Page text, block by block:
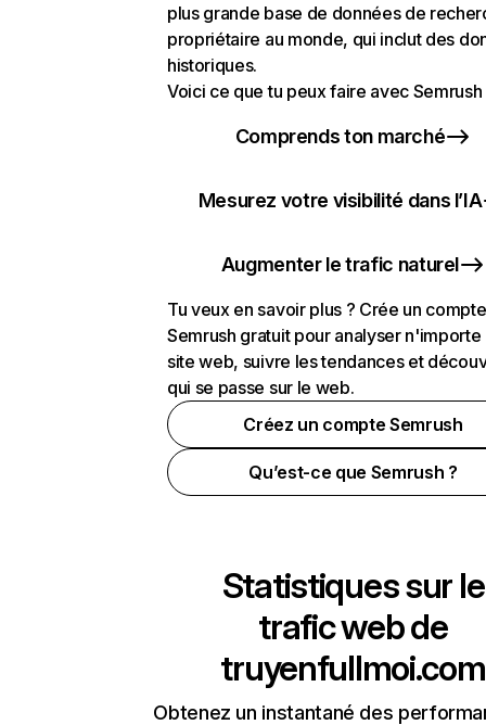
plus grande base de données de
propriétaire au monde, qui inclut des
historiques.
Voici ce que tu peux faire avec Semrush
Comprends ton marché
Mesurez votre visibilité dans l’IA
Augmenter le trafic naturel
Tu veux en savoir plus ? Crée un compte
Semrush gratuit pour analyser n'importe
site web, suivre les tendances et
qui se passe sur le web.
Créez un compte Semrush
Qu’est-ce que Semrush ?
Statistiques sur le
trafic web de
truyenfullmoi.com
Obtenez un instantané des